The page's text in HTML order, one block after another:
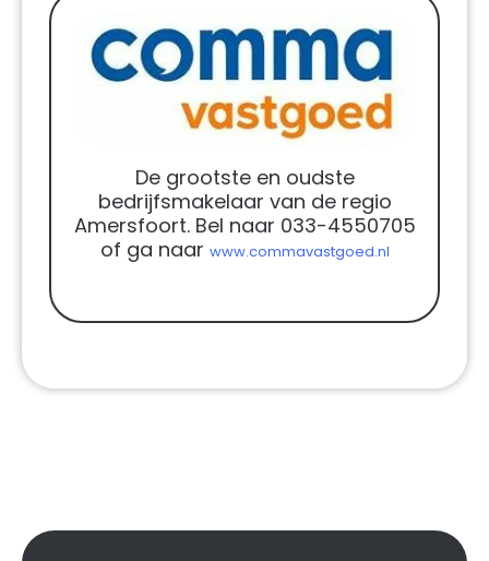
De grootste en oudste
bedrijfsmakelaar van de regio
Amersfoort. Bel naar 033-4550705
of ga naar www.commavastgoed.nl